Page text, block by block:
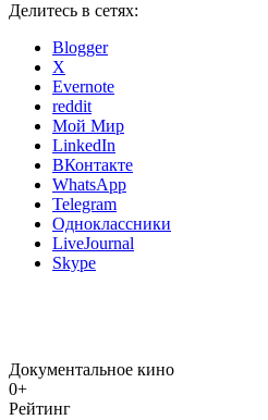
Делитесь в сетях:
Blogger
X
Evernote
reddit
Мой Мир
LinkedIn
ВКонтакте
WhatsApp
Telegram
Одноклассники
LiveJournal
Skype
Документальное кино
0+
Рейтинг